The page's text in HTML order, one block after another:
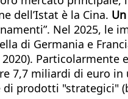
dell’Istat è la Cina.
Nel 2025, le
di Germania e
Particolarmente
7,7 miliardi di euro
prodotti